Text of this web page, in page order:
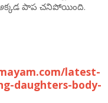
అక్కడ పాప చనిపోయింది.
latest-
daughters-body-